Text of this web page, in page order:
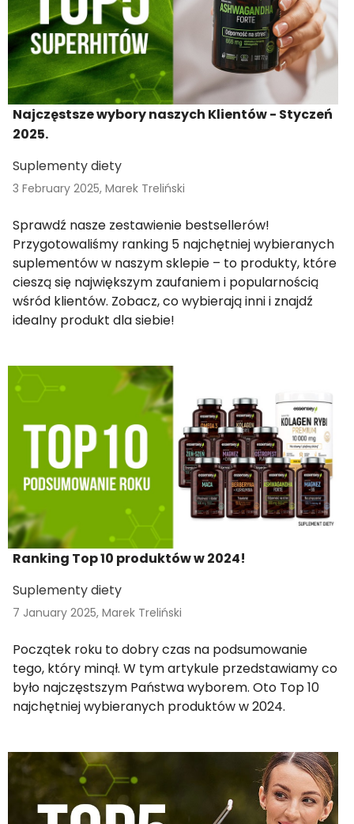
Najczęstsze wybory naszych Klientów - Styczeń
2025.
Suplementy diety
3 February 2025, Marek Treliński
Sprawdź nasze zestawienie bestsellerów!
Przygotowaliśmy ranking 5 najchętniej wybieranych
suplementów w naszym sklepie – to produkty, które
cieszą się największym zaufaniem i popularnością
wśród klientów. Zobacz, co wybierają inni i znajdź
idealny produkt dla siebie!
Ranking Top 10 produktów w 2024!
Suplementy diety
7 January 2025, Marek Treliński
Początek roku to dobry czas na podsumowanie
tego, który minął. W tym artykule przedstawiamy co
było najczęstszym Państwa wyborem. Oto Top 10
najchętniej wybieranych produktów w 2024.